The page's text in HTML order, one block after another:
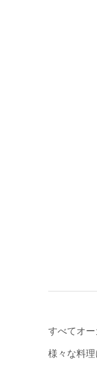
すべてオ
様々な料